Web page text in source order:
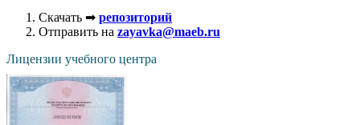
Скачать ➡ репозиторий
Отправить на zayavka@maeb.ru
Лицензии учебного центра